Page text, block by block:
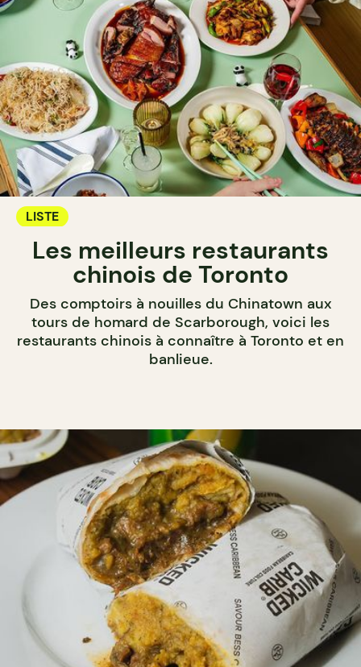
LISTE
Les meilleurs restaurants
chinois de Toronto
Des comptoirs à nouilles du Chinatown aux
tours de homard de Scarborough, voici les
restaurants chinois à connaître à Toronto et en
banlieue.